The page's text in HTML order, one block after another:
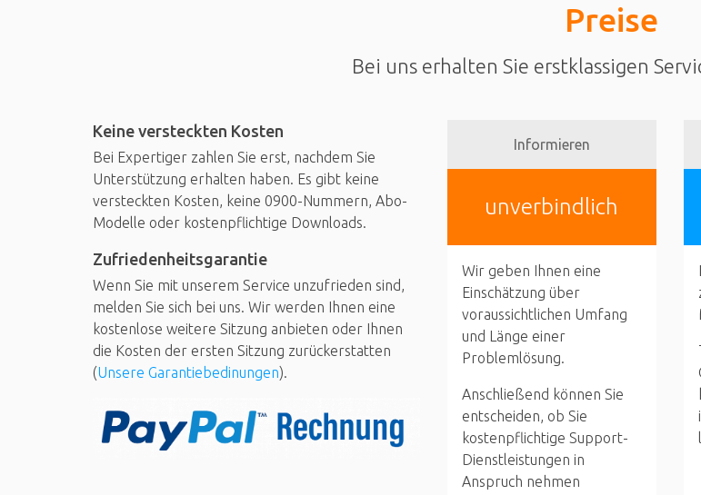
Preise
Bei uns erhalten Sie erstklassigen
Keine versteckten Kosten
Bei Expertiger zahlen Sie erst, nachdem Sie
Unterstützung erhalten haben. Es gibt keine
versteckten Kosten, keine 0900-Nummern, Abo-
Modelle oder kostenpflichtige Downloads.
Zufriedenheitsgarantie
Wenn Sie mit unserem Service unzufrieden sind,
melden Sie sich bei uns. Wir werden Ihnen eine
kostenlose weitere Sitzung anbieten oder Ihnen
die Kosten der ersten Sitzung zurückerstatten
(Unsere Garantiebedinungen).
Informieren
unverbindlich
Wir geben Ihnen eine
Einschätzung über
voraussichtlichen Umfang
und Länge einer
Problemlösung.
Anschließend können Sie
entscheiden, ob Sie
kostenpflichtige Support-
Dienstleistungen in
Anspruch nehmen